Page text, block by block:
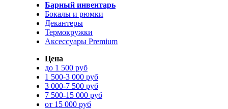
Барный инвентарь
Бокалы и рюмки
Декантеры
Термокружки
Аксессуары Premium
Цена
до 1 500 руб
1 500-3 000 руб
3 000-7 500 руб
7 500-15 000 руб
от 15 000 руб